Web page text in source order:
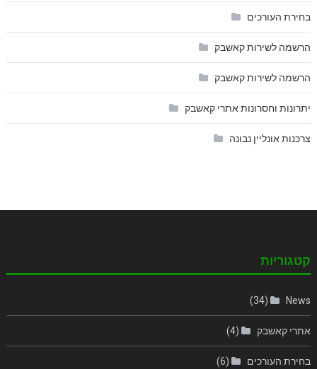
בחירת העורכים
הרשמה לשירות קאשבק
הרשמה לשירות קאשבק
יתרונות וחסרונות אתרי קאשבק
צרכנות אונליין נבונה
קטגוריות
News
(34)
אתרי קאשבק (4)
בחירת העורכים (6)